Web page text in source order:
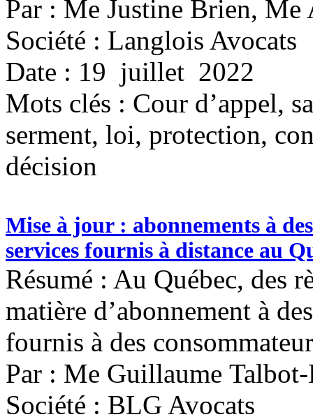
Par : Me Justine Brien,
Société : Langlois Avocats
Date : 19 juillet 2022
Mots clés : Cour d’appel,
serment, loi, protection,
décision
Mise à jour : abonnements à
services fournis à distance au
Résumé : Au Québec, des
matière d’abonnement à
fournis à des
Par : Me Guillaume Talbot-
Société : BLG Avocats